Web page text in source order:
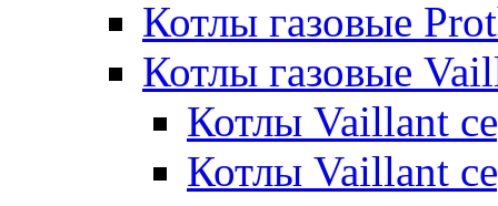
Котлы газовые
Котлы газовые
Котлы Vaillant
Котлы Vaillant